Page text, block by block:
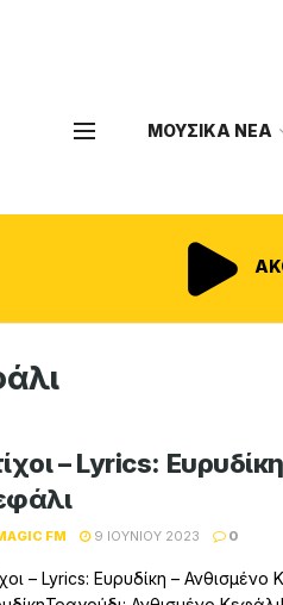
ΜΟΥΣΙΚΑ ΝΕΑ
– Lyrics:
FM 9 ΙΟΥΝΊΟΥ 2023 0
– Lyrics: Ευρυδίκη –